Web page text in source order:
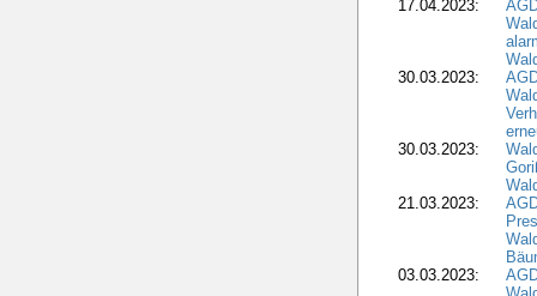
17.04.2023:
30.03.2023:
30.03.2023:
21.03.2023:
03.03.2023: